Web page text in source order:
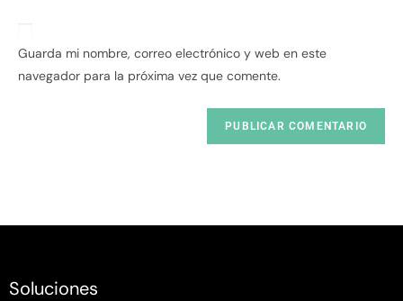
Guarda mi nombre, correo electrónico y web en este
navegador para la próxima vez que comente.
Soluciones